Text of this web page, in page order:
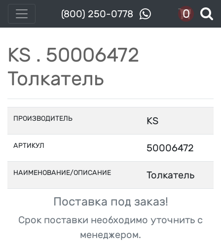
(800) 250-0778 0
KS . 50006472
Толкатель
ПРОИЗВОДИТЕЛЬ KS
АРТИКУЛ 50006472
НАИМЕНОВАНИЕ/ОПИСАНИЕ Толкатель
Поставка под заказ!
Срок поставки необходимо уточнить с
менеджером.